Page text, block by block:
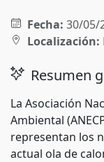
Fecha: 30/05/
Localización:
Resumen
La Asociación
Ambiental
representan los
actual ola de